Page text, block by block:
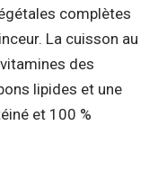
complètes
La cuisson au
des
lipides et une
et 100 %